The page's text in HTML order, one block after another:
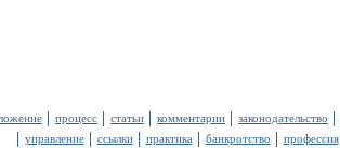
процесс статьи комментарии законодательство
управление
ссылки практика банкротство профессия